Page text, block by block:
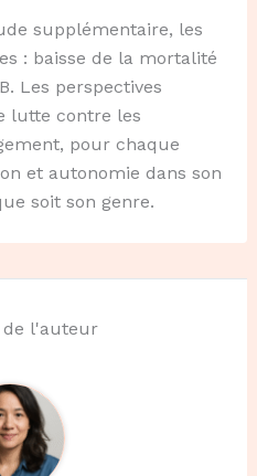
supplémentaire, les
: baisse de la mortalité
Les perspectives
lutte contre les
pour chaque
et autonomie dans son
soit son genre.
de l'auteur